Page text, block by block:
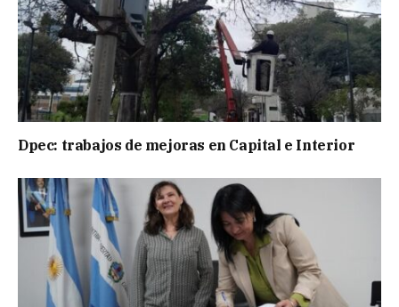
Dpec: trabajos de mejoras en Capital e Interior